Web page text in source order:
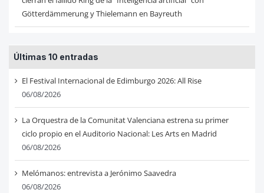
Götterdämmerung y Thielemann en Bayreuth
Últimas 10 entradas
El Festival Internacional de Edimburgo 2026: All Rise
06/08/2026
La Orquestra de la Comunitat Valenciana estrena su primer
ciclo propio en el Auditorio Nacional: Les Arts en Madrid
06/08/2026
Melómanos: entrevista a Jerónimo Saavedra
06/08/2026